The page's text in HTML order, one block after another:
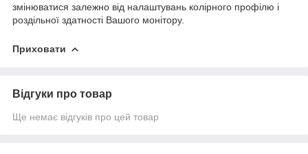
змінюватися залежно від налаштувань колірного профілю і
роздільної здатності Вашого монітору.
Приховати
Відгуки про товар
Ще немає відгуків про цей товар